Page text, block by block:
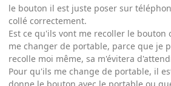
le bouton il est juste poser sur
collé correctement.
Est ce qu'ils vont me recoller le
me changer de portable, parce que je
recolle moi même, sa m'évitera
Pour qu'ils me change de portable, il